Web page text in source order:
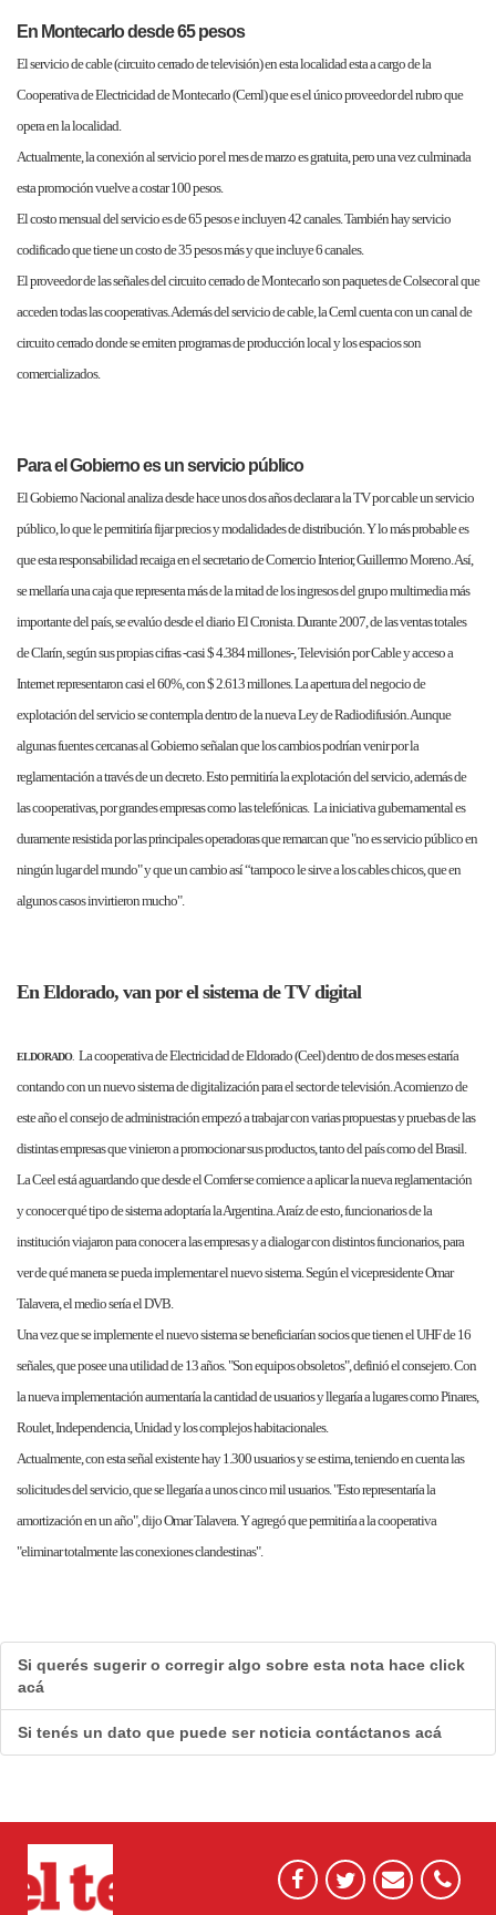
En Montecarlo desde 65 pesos
El servicio de cable (circuito cerrado de televisión) en esta localidad esta a cargo de la
Cooperativa de Electricidad de Montecarlo (Ceml) que es el único proveedor del rubro que
opera en la localidad.
Actualmente, la conexión al servicio por el mes de marzo es gratuita, pero una vez culminada
esta promoción vuelve a costar 100 pesos.
El costo mensual del servicio es de 65 pesos e incluyen 42 canales. También hay servicio
codificado que tiene un costo de 35 pesos más y que incluye 6 canales.
El proveedor de las señales del circuito cerrado de Montecarlo son paquetes de Colsecor al que
acceden todas las cooperativas. Además del servicio de cable, la Ceml cuenta con un canal de
circuito cerrado donde se emiten programas de producción local y los espacios son
comercializados.
Para el Gobierno es un servicio público
El Gobierno Nacional analiza desde hace unos dos años declarar a la TV por cable un servicio
público, lo que le permitiría fijar precios y modalidades de distribución. Y lo más probable es
que esta responsabilidad recaiga en el secretario de Comercio Interior, Guillermo Moreno. Así,
se mellaría una caja que representa más de la mitad de los ingresos del grupo multimedia más
importante del país, se evalúo desde el diario El Cronista. Durante 2007, de las ventas totales
de Clarín, según sus propias cifras -casi $ 4.384 millones-, Televisión por Cable y acceso a
Internet representaron casi el 60%, con $ 2.613 millones. La apertura del negocio de
explotación del servicio se contempla dentro de la nueva Ley de Radiodifusión. Aunque
algunas fuentes cercanas al Gobierno señalan que los cambios podrían venir por la
reglamentación a través de un decreto. Esto permitiría la explotación del servicio, además de
las cooperativas, por grandes empresas como las telefónicas. La iniciativa gubernamental es
duramente resistida por las principales operadoras que remarcan que "no es servicio público en
ningún lugar del mundo" y que un cambio así “tampoco le sirve a los cables chicos, que en
algunos casos invirtieron mucho".
En Eldorado, van por el sistema de TV digital
ELDORADO. La cooperativa de Electricidad de Eldorado (Ceel) dentro de dos meses estaría
contando con un nuevo sistema de digitalización para el sector de televisión. A comienzo de
este año el consejo de administración empezó a trabajar con varias propuestas y pruebas de las
distintas empresas que vinieron a promocionar sus productos, tanto del país como del Brasil.
La Ceel está aguardando que desde el Comfer se comience a aplicar la nueva reglamentación
y conocer qué tipo de sistema adoptaría la Argentina. A raíz de esto, funcionarios de la
institución viajaron para conocer a las empresas y a dialogar con distintos funcionarios, para
ver de qué manera se pueda implementar el nuevo sistema. Según el vicepresidente Omar
Talavera, el medio sería el DVB.
Una vez que se implemente el nuevo sistema se beneficiarían socios que tienen el UHF de 16
señales, que posee una utilidad de 13 años. "Son equipos obsoletos", definió el consejero. Con
la nueva implementación aumentaría la cantidad de usuarios y llegaría a lugares como Pinares,
Roulet, Independencia, Unidad y los complejos habitacionales.
Actualmente, con esta señal existente hay 1.300 usuarios y se estima, teniendo en cuenta las
solicitudes del servicio, que se llegaría a unos cinco mil usuarios. "Esto representaría la
amortización en un año", dijo Omar Talavera. Y agregó que permitiría a la cooperativa
"eliminar totalmente las conexiones clandestinas".
Si querés sugerir o corregir algo sobre esta nota hace click
acá
Si tenés un dato que puede ser noticia contáctanos acá